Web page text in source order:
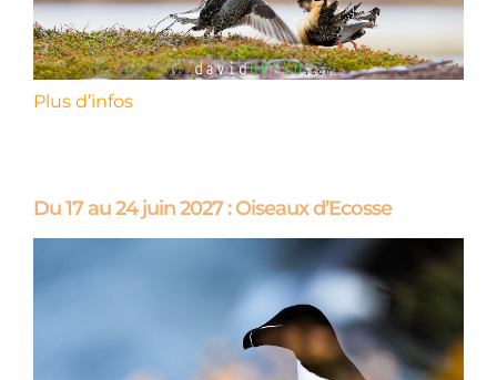
Plus d’infos
Du 17 au 24 juin 2027 : Oiseaux d’Ecosse